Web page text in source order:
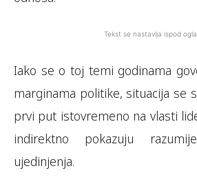
Tekst se nastavlja ispod
Iako se o toj temi godinama
marginama politike, situacija se
prvi put istovremeno na vlasti
indirektno pokazuju
ujedinjenja.